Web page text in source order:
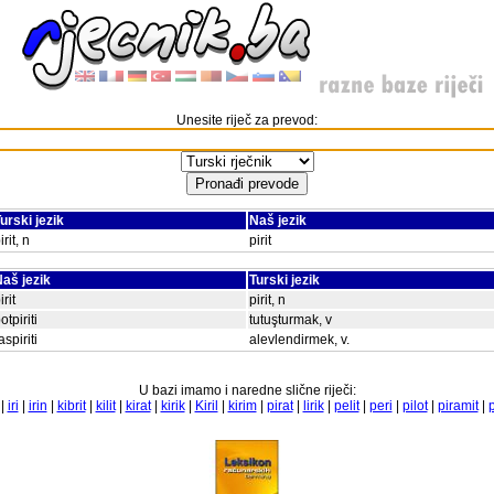
Unesite riječ za prevod:
jezik
Naš jezik
n
pirit
jezik
Turski jezik
pirit, n
tutuşturmak, v
alevlendirmek, v.
U bazi imamo i naredne slične riječi:
iri irin kibrit| kilit| kirat| kirik| Kiril kirim| pirat| lirik| pelit| peri pilot| piramit|